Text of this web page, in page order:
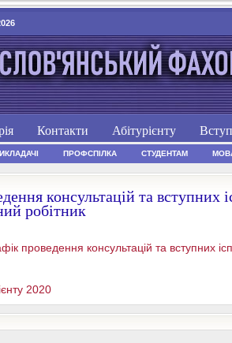
Контакти Абітурієнту
ПРОФСПІЛКА СТУДЕНТАМ
консультацій та вступних
робітник
проведення консультацій та вступних
2020